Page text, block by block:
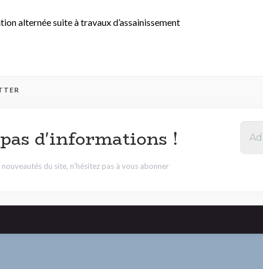
alternée suite à travaux d’assainissement
d'informations !
du site, n'hésitez pas à vous abonner